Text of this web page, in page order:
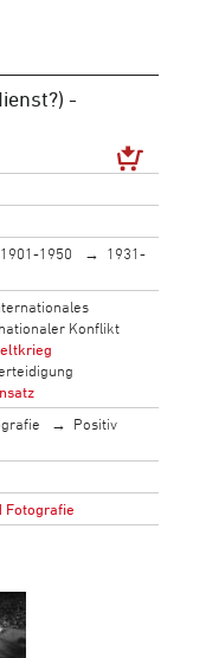
-
1901-1950
1931-
Konflikt
Positiv
Fotografie